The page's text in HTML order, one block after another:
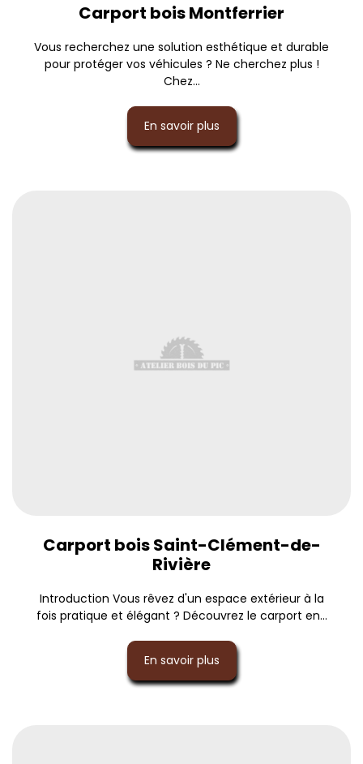
Carport bois Montferrier
Vous recherchez une solution esthétique et durable
pour protéger vos véhicules ? Ne cherchez plus !
Chez...
En savoir plus
Carport bois Saint-Clément-de-
Rivière
Introduction Vous rêvez d'un espace extérieur à la
fois pratique et élégant ? Découvrez le carport en...
En savoir plus